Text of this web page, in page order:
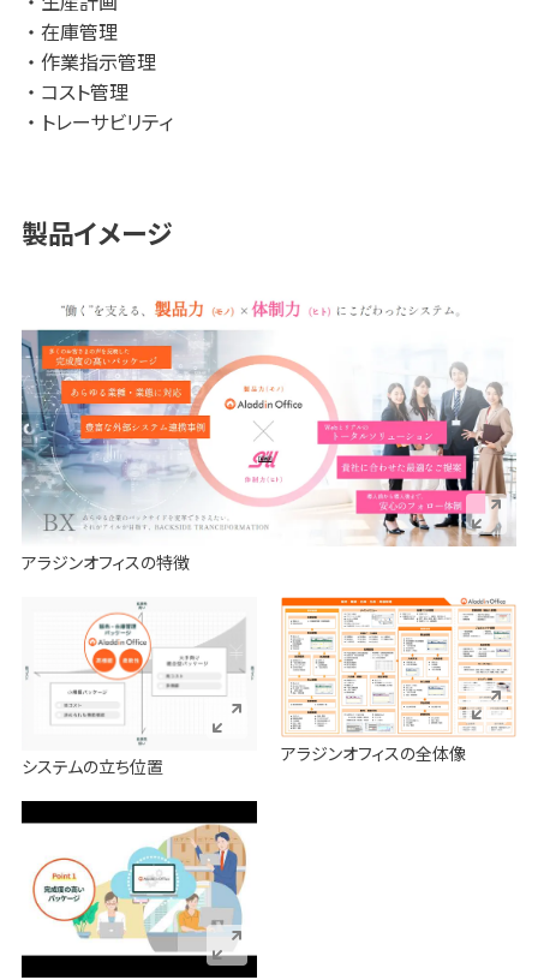
在庫管理
作業指示管理
コスト管理
トレーサビリティ
製品イメージ
アラジンオフィスの特徴
システムの立ち位置
アラジンオフィスの全体像